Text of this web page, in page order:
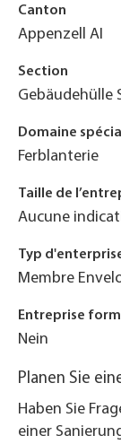
Canton
Appenzell AI
Section
Gebäudehülle
Domaine
Ferblanterie
Taille de
Aucune
Typ
Membre
Entreprise
Nein
Planen Sie
Haben Sie
einer